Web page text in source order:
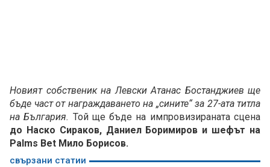
Новият собственик на Левски Атанас Бостанджиев ще
бъде част от награждаването на „сините“ за 27-ата титла
на България. Той ще бъде на импровизираната сцена
до Наско Сираков, Даниел Боримиров и шефът на
Palms Bet Мило Борисов.
свързани статии